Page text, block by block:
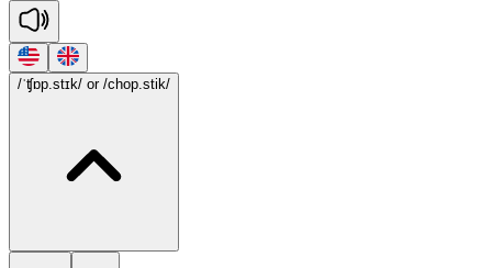
/ˈʧɒp.stɪk/ or /chop.stik/